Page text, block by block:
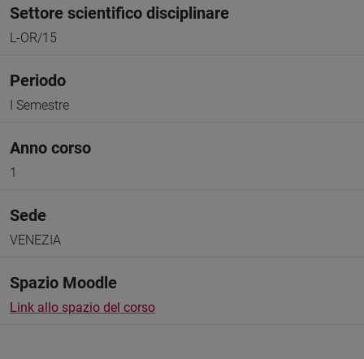
Settore scientifico disciplinare
L-OR/15
Periodo
I Semestre
Anno corso
1
Sede
VENEZIA
Spazio Moodle
Link allo spazio del corso